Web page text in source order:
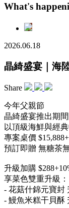
What's
2026.06.18
晶綺盛宴｜海
Share
今年父親節
晶綺盛宴推出期
以頂級海鮮與經
專案桌價
預訂即贈 無糖茶
升級加購
享菜色雙重升級：
- 花菇什錦元寶封
- 鰻魚米糕干貝酥